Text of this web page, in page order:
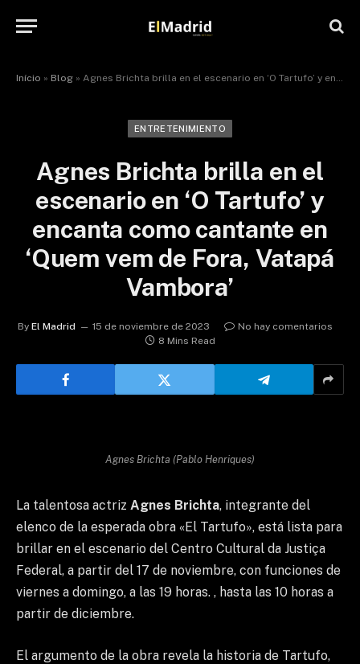
Início » Blog » Agnes Brichta brilla en el escenario en ‘O Tartufo’ y encanta como cantante en ‘Quem vem de Fora, Vatapá Vambora’
ENTRETENIMIENTO
Agnes Brichta brilla en el
escenario en ‘O Tartufo’ y
encanta como cantante en
‘Quem vem de Fora, Vatapá
Vambora’
By El Madrid 15 de noviembre de 2023
No hay comentarios
8 Mins Read
Agnes Brichta (Pablo Henriques)
La talentosa actriz Agnes Brichta, integrante del
elenco de la esperada obra «El Tartufo», está lista para
brillar en el escenario del Centro Cultural da Justiça
Federal, a partir del 17 de noviembre, con funciones de
viernes a domingo, a las 19 horas. , hasta las 10 horas a
partir de diciembre.
El argumento de la obra revela la historia de Tartufo,